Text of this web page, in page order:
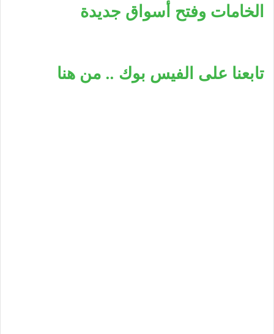
الخامات وفتح أسواق جديدة
تابعنا على الفيس بوك .. من هنا